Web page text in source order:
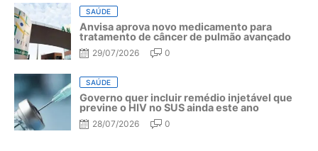
SAÚDE
Anvisa aprova novo medicamento para
tratamento de câncer de pulmão avançado
29/07/2026 0
SAÚDE
Governo quer incluir remédio injetável que
previne o HIV no SUS ainda este ano
28/07/2026 0